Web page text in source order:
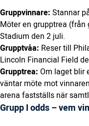
Gruppvinnare: Stannar
Möter en grupptrea (från
Stadium den 2 juli.
Grupptvåa: Reser till
Lincoln Financial Field
Grupptrea: Om laget blir
väntar möte mot
arena fastställs när
Grupp I odds – vem